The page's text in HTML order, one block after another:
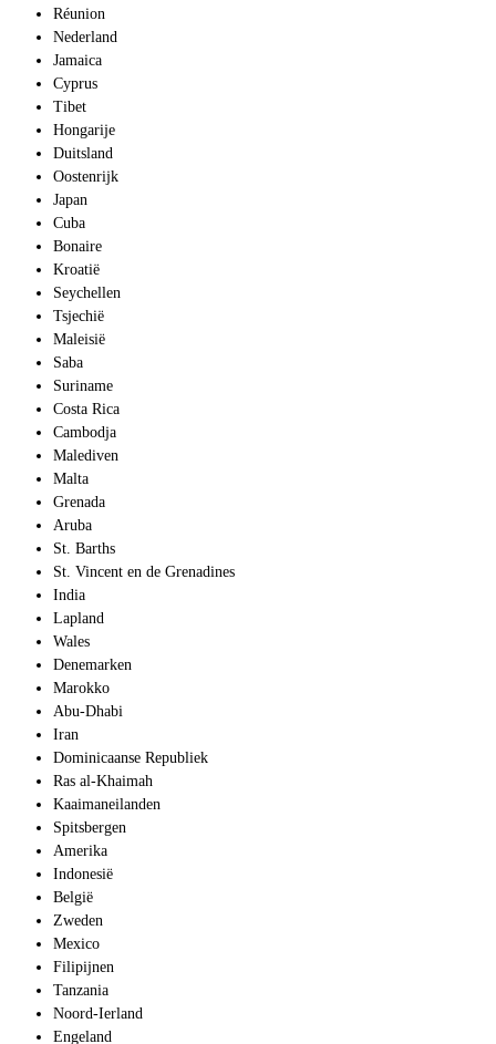
Réunion
Nederland
Jamaica
Cyprus
Tibet
Hongarije
Duitsland
Oostenrijk
Japan
Cuba
Bonaire
Kroatië
Seychellen
Tsjechië
Maleisië
Saba
Suriname
Costa Rica
Cambodja
Malediven
Malta
Grenada
Aruba
St. Barths
St. Vincent en de Grenadines
India
Lapland
Wales
Denemarken
Marokko
Abu-Dhabi
Iran
Dominicaanse Republiek
Ras al-Khaimah
Kaaimaneilanden
Spitsbergen
Amerika
Indonesië
België
Zweden
Mexico
Filipijnen
Tanzania
Noord-Ierland
Engeland